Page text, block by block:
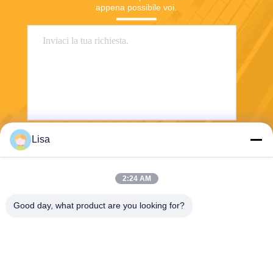
appena possibile voi.
Lisa
2:24 AM
Good day, what product are you looking for?